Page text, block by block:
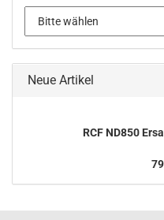
Neue Artikel
RCF ND850